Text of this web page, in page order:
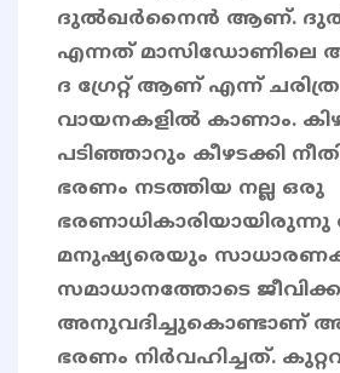
ദുൽഖർനൈൻ ആണ്.
എന്നത് മാസിഡോണിലെ
ദ ഗ്രേറ്റ് ആണ് എന്ന് ചരിത്ര
വായനകളിൽ കാണാം.
പടിഞ്ഞാറും കീഴടക്കി
ഭരണം നടത്തിയ നല്ല ഒരു
ഭരണാധികാരിയായിരുന്നു
മനുഷ്യരെയും
സമാധാനത്തോടെ
അനുവദിച്ചുകൊണ്ടാണ്
ഭരണം നിർവഹിച്ചത്.